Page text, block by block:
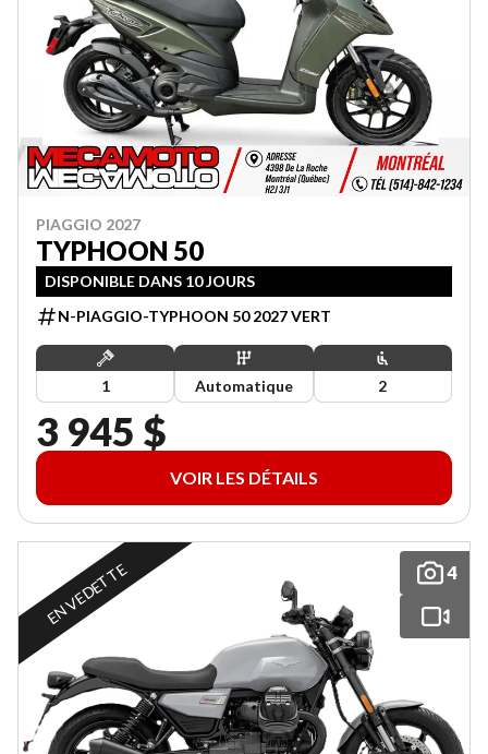
PIAGGIO 2027
TYPHOON 50
DISPONIBLE DANS 10 JOURS
N-PIAGGIO-TYPHOON 50 2027 VERT
1 Automatique 2
3 945 $
VOIR LES DÉTAILS
4
EN VEDETTE